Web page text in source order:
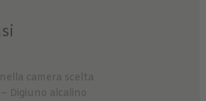
camera scelta
Digiuno alcalino